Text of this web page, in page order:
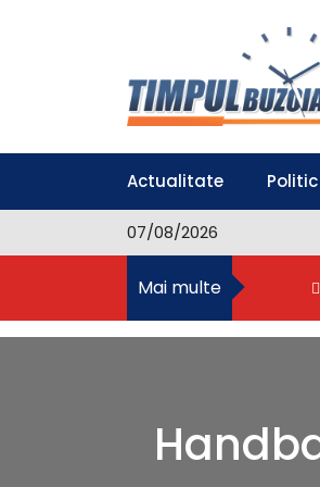
c
Timpul
Actualitate Politic
07/08/2026
Mai multe